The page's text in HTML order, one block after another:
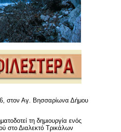
στον Αγ. Βησσαρίωνα Δήμου
τη δημιουργία ενός
στο Διαλεκτό Τρικάλων